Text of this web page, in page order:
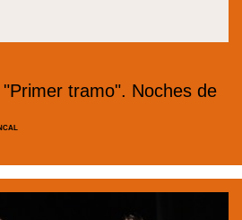
tramo". Noches de